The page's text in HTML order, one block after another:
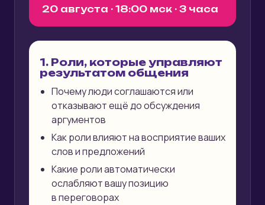
20 августа · 18:00 мск · 3 часа
1. Роли, которые управляют
результатом общения
Почему люди соглашаются или
отказывают ещё до обсуждения
аргументов
Как роли влияют на восприятие ваших
слов и предложений
Какие роли автоматически
ослабляют вашу позицию
в переговорах